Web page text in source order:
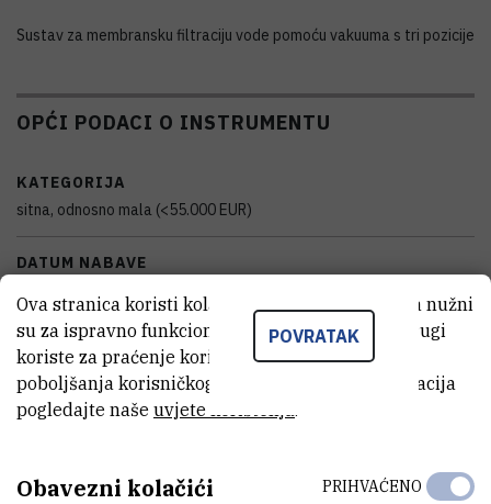
Sustav za membransku filtraciju vode pomoću vakuuma s tri pozicije
OPĆI PODACI O INSTRUMENTU
KATEGORIJA
sitna, odnosno mala (<55.000 EUR)
DATUM NABAVE
TIJELO KOJE JE FINANCIRALO NABAVKU OPREME
Hrvatska zaklada za znanost
VANJSKI LINK ZA KAPITALNU OPREMU
POVRATAK
Ova stranica koristi kolačiće. Neki od tih kolačića nužni
su za ispravno funkcioniranje stranice, dok se drugi
koriste za praćenje korištenja stranice radi
poboljšanja korisničkog iskustva. Za više informacija
pogledajte naše uvjete korištenja
Obavezni kolačići PRIHVAĆENO